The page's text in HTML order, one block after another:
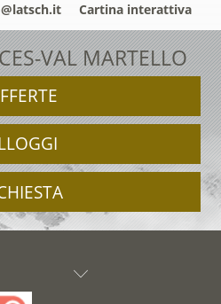
Cartina interattiva
VAL MARTELLO